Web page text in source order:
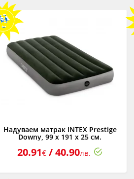
Надуваем матрак INTEX Prestige
Downy, 99 х 191 х 25 см.
20.91€ / 40.90лв.